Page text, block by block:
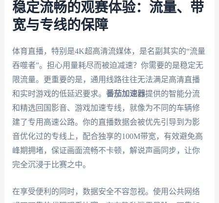
稳定流畅的观赛体验：流量、带
宽与专线的保障
体育直播，特别是4K超高清流媒体，是名副其实的“流量
吞噬者”。担心用量耗尽而被迫减速？你需要的是稳定无
限流量。更重要的是，通用线路往往无法满足高清直播
和实时游戏的低延迟要求。 番茄加速器提供的智能分流
和精选回国影音、游戏加速专线，就像为不同的车辆修
建了专用高速公路。你的直播数据会被优先引导到为影
音优化过的专线上，配合独享的100M带宽，有效避免高
峰期拥堵，保证画面流畅不卡顿，解说声画同步，让你
完全沉浸于比赛之中。
在享受便利的同时，数据安全不容忽视。使用公共网络